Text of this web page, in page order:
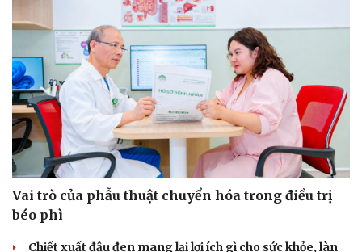
Vai trò của phẫu thuật chuyển hóa trong điều trị
béo phì
Chiết xuất đậu đen mang lại lợi ích gì cho sức khỏe, làn